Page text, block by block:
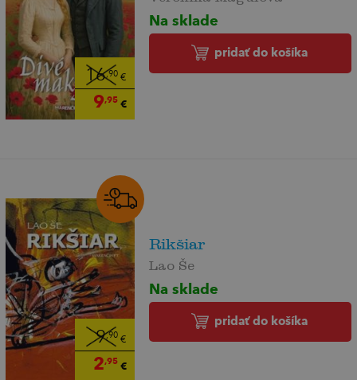
16,90€
9,95€
Na sklade
pridať do košíka
9,90€
2,95€
Rikšiar
Lao Še
Na sklade
pridať do košíka